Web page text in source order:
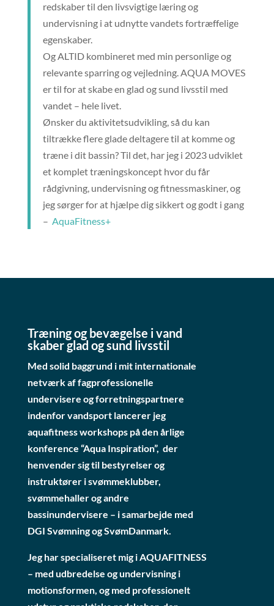
redskaber til den livsvigtige læring og
undervisning i at udnytte vandets fortræffelige
egenskaber.
Og ALTID kombineret med min personlige og
relevante sparring og vejledning. AQUA MOVES
er til for at skabe en glad og sund livsstil med
vandet – hele livet.
Ønsker du aktivitetsudvikling, så du kan
tiltrække flere glade deltagere til at komme og
træne i dit bassin? Til det, har jeg i 2023 udviklet
et komplet træningskoncept hvor du får
rådgivning, undervisning og fitnessmaskiner, og
jeg sørger for at hjælpe dig sikkert og godt i gang
– AquaFitness+
Træning og bevægelse i vand
skaber glad og sund livsstil
Med solid baggrund i mit internationale
netværk af fagprofessionelle
undervisere og forretningspartnere
indenfor vandsport lancerer jeg
aquafitness workshops på den årlige
konference “Aqua Inspiration”, der
henvender sig til bestyrelser og
instruktører i svømmeklubber,
svømmehaller og andre
bassinundervisere – i samarbejde med
DGI Svømning og SvømDanmark.
Jeg har specialiseret mig i AQUAFITNESS
– med udbredelse og undervisning i
motionsformen, og med professionelt